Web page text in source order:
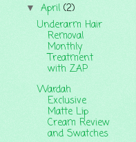
▼ April (2)
Underarm Hair
Removal
Monthly
Treatment
with ZAP
Wardah
Exclusive
Matte Lip
Cream Review
and Swatches